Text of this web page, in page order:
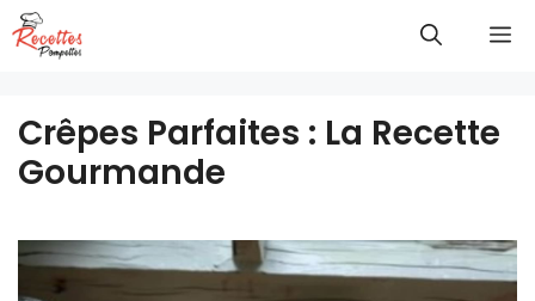
Aller
au
Crêpes Parfaites : La Recette
Gourmande